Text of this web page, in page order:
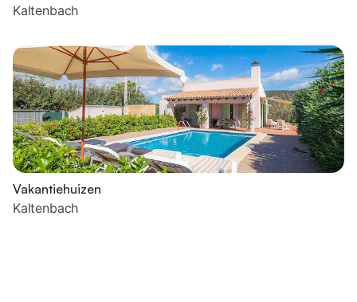
Kaltenbach
Vakantiehuizen
Kaltenbach